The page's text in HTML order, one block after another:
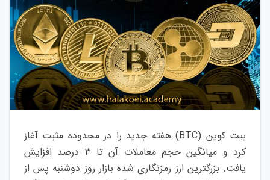
بیت کوین (BTC) هفته جدید را در محدوده مثبت آغاز
کرد و میانگین حجم معاملات آن تا 3 درصد افزایش
یافت. بزرگترین ارز رمزنگاری شده بازار روز دوشنبه پس از